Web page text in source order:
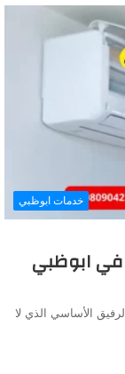
خدمات ابوظبي
في ابوظبي
الأساسي الذي لا